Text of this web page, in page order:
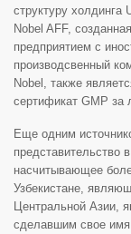
структуру холдинга
Nobel AFF,
предприятием с
производсвенный
Nobel, также
сертификат GMP за
Еще одним
представительство
насчитывающее
Узбекистане,
Центральной Азии,
сделавшим свое имя